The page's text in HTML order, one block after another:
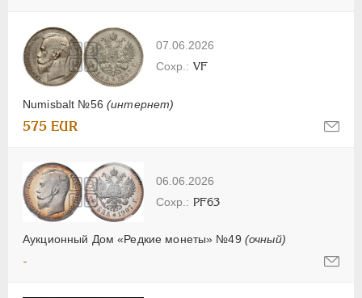
07.06.2026
Numisbalt №56 (интернет)
VF
575 EUR
06.06.2026
Аукционный Дом «Редкие монеты» №49 (очный)
PF63
-